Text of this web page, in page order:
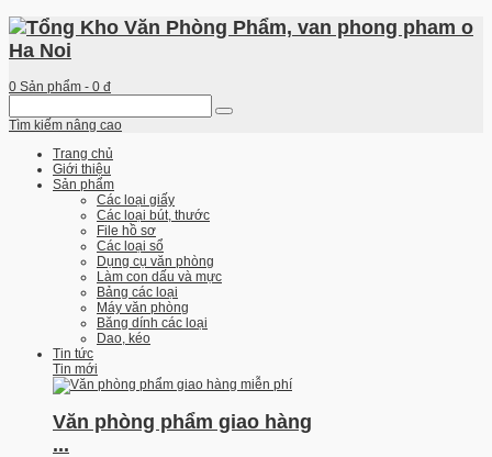
0 Sản phẩm - 0 đ
Tìm kiếm nâng cao
Trang chủ
Giới thiệu
Sản phẩm
Các loại giấy
Các loại bút, thước
File hồ sơ
Các loại sổ
Dụng cụ văn phòng
Làm con dấu và mực
Bảng các loại
Máy văn phòng
Băng dính các loại
Dao, kéo
Tin tức
Tin mới
Văn phòng phẩm giao hàng
...